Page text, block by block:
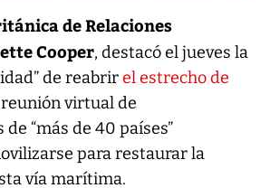
de Relaciones
Cooper, destacó el jueves la
de reabrirel estrecho de
reunión virtual de
“más de 40 países”
para restaurar la
vía marítima.